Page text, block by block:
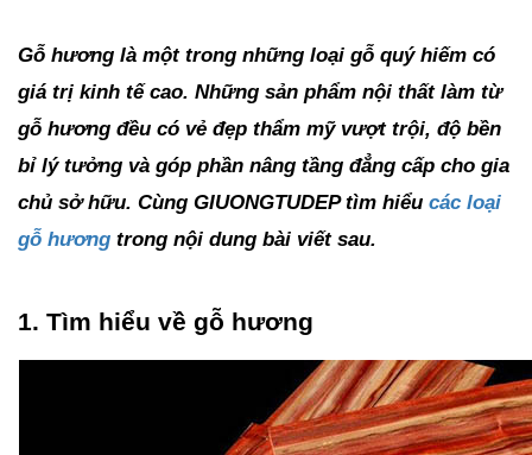
Gỗ
Salon
Gỗ
Sofa
Gỗ hương là một trong những loại gỗ quý hiếm có
giá trị kinh tế cao. Những sản phẩm nội thất làm từ
gỗ hương đều có vẻ đẹp thẩm mỹ vượt trội, độ bền
bỉ lý tưởng và góp phần nâng tầng đẳng cấp cho gia
chủ sở hữu. Cùng GIUONGTUDEP tìm hiểu các loại
gỗ hương trong nội dung bài viết sau.
1. Tìm hiểu về gỗ hương